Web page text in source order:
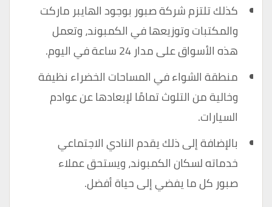
كذلك تلتزم شركة صبور بوجود الهايبر ماركت
والمكتبات وتوزيعها في الكمبوند، وتعمل
هذه الأسواق على مدار 24 ساعة في اليوم.
منطقة الشواء في المساحات الخضراء نظيفة
وخالية من التلوث تمامًا لإبعادها عن عوادم
السيارات.
بالإضافة إلى ذلك يقدم النادي الاجتماعي
خدماته لسكان الكمبوند، ويستحق عملاء
صبور كل ما يفضي إلى حياة أفضل.